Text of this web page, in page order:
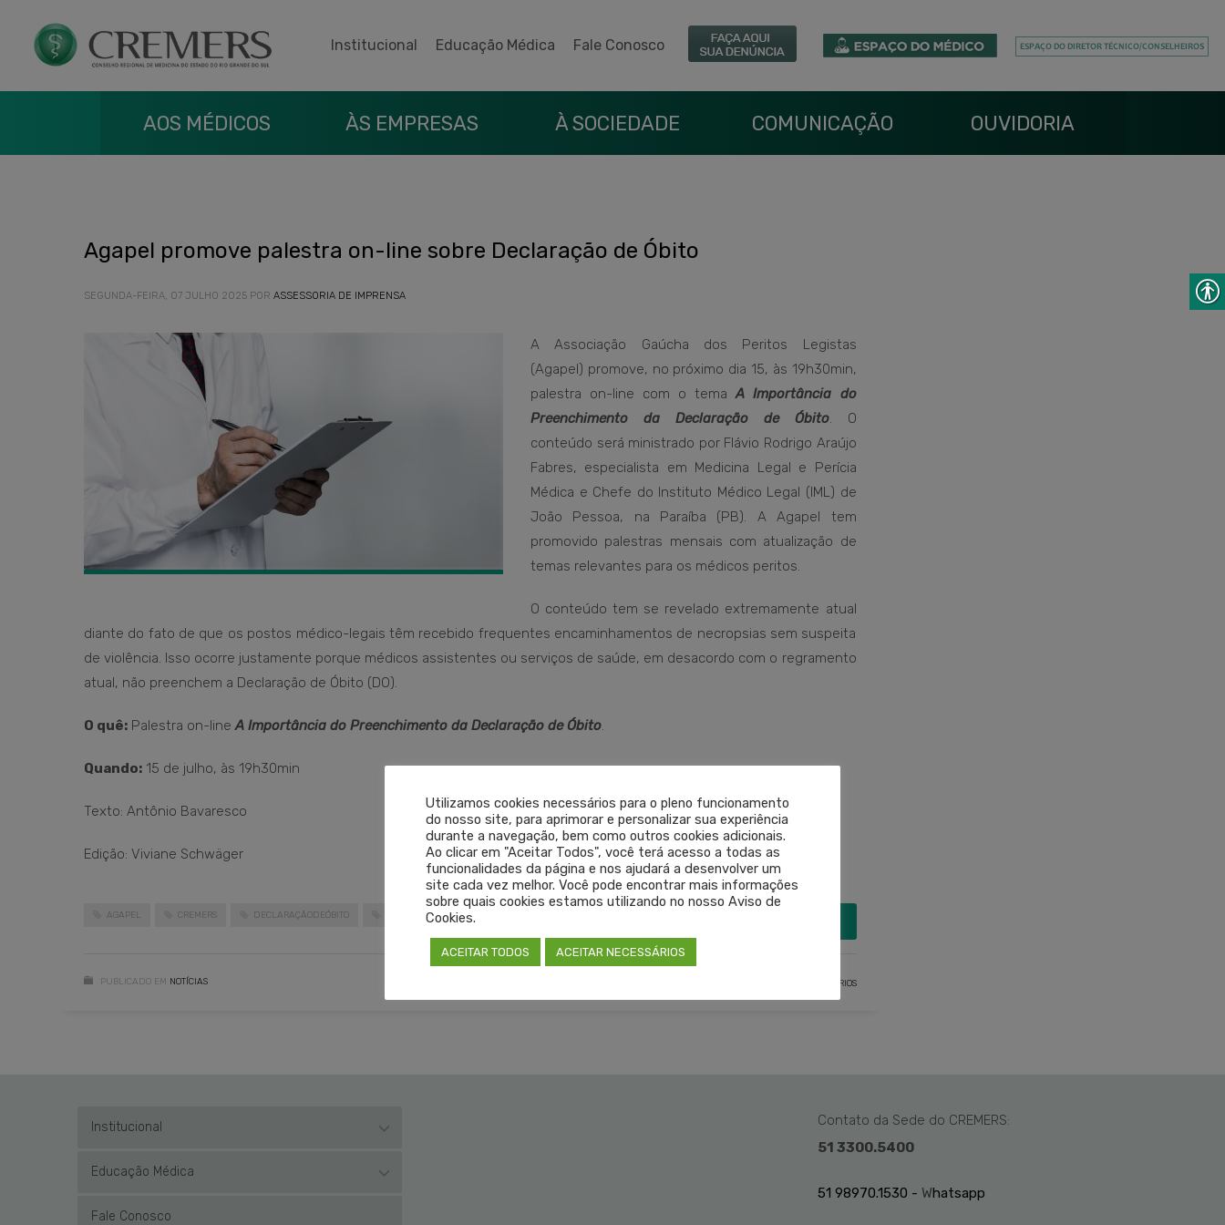
Institucional Educação Médica Fale Conosco
AOS MÉDICOS ÀS EMPRESAS À SOCIEDADE COMUNICAÇÃO OUVIDORIA
Agapel promove palestra on-line sobre Declaração de Óbito
SEGUNDA-FEIRA, 07 JULHO 2025 POR ASSESSORIA DE IMPRENSA
A Associação Gaúcha dos Peritos Legistas
(Agapel) promove, no próximo dia 15, às 19h30min,
palestra on-line com o temaA Importância do
Preenchimento da Declaração de Óbito. O
conteúdo será ministrado por Flávio Rodrigo Araújo
Fabres, especialista em Medicina Legal e Perícia
Médica e Chefe do Instituto Médico Legal (IML) de
João Pessoa, na Paraíba (PB). A Agapel tem
promovido palestras mensais com atualização de
temas relevantes para os médicos peritos.
O conteúdo tem se revelado extremamente atual
diante do fato de que os postos médico-legais têm recebido frequentes encaminhamentos de necropsias sem suspeita
de violência. Isso ocorre justamente porque médicos assistentes ou serviços de saúde, em desacordo com o regramento
atual, não preenchem a Declaração de Óbito (DO).
O quê: Palestra on-lineA Importância do Preenchimento da Declaração de Óbito.
Quando: 15 de julho, às 19h30min
Texto: Antônio Bavaresco
Edição: Viviane Schwäger
AGAPEL CREMERS DECLARAÇÃODEÓBITO PERITOS MÉDICOS
PUBLICADO EM NOTÍCIAS SEM COMENTÁRIOS
Institucional
Educação Médica
Fale Conosco
Contato da Sede do CREMERS:
51 3300.5400
51 98970.1530 - Whatsapp
Utilizamos cookies necessários para o pleno funcionamento
do nosso site, para aprimorar e personalizar sua experiência
durante a navegação, bem como outros cookies adicionais.
Ao clicar em "Aceitar Todos", você terá acesso a todas as
funcionalidades da página e nos ajudará a desenvolver um
site cada vez melhor. Você pode encontrar mais informações
sobre quais cookies estamos utilizando no nosso Aviso de
Cookies.
ACEITAR TODOS ACEITAR NECESSÁRIOS